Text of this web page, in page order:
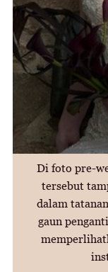
Di foto pre-
tersebut
dalam
gaun